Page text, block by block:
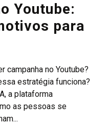
Youtube:
para
campanha no Youtube?
estratégia funciona?
a plataforma
as pessoas se